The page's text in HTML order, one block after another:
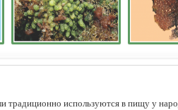
традиционно используются в пищу у